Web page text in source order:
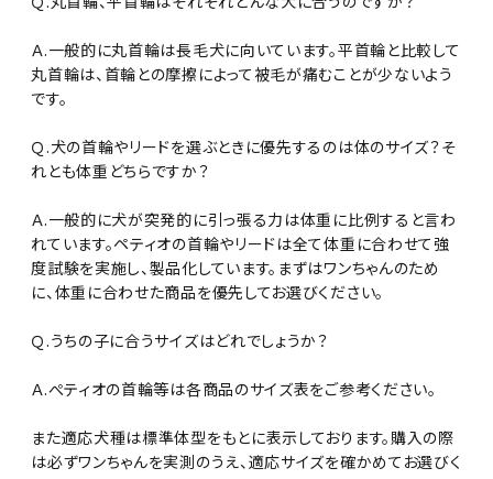
Ａ.一般的に丸首輪は長毛犬に向いています。平首輪と比較して
丸首輪は、首輪との摩擦によって被毛が痛むことが少ないよう
です。
Ｑ.犬の首輪やリードを選ぶときに優先するのは体のサイズ？そ
れとも体重どちらですか？
Ａ.一般的に犬が突発的に引っ張る力は体重に比例すると言わ
れています。ペティオの首輪やリードは全て体重に合わせて強
度試験を実施し、製品化しています。まずはワンちゃんのため
に、体重に合わせた商品を優先してお選びください。
Ｑ.うちの子に合うサイズはどれでしょうか？
Ａ.ぺティオの首輪等は各商品のサイズ表をご参考ください。
また適応犬種は標準体型をもとに表示しております。購入の際
は必ずワンちゃんを実測のうえ、適応サイズを確かめてお選びく